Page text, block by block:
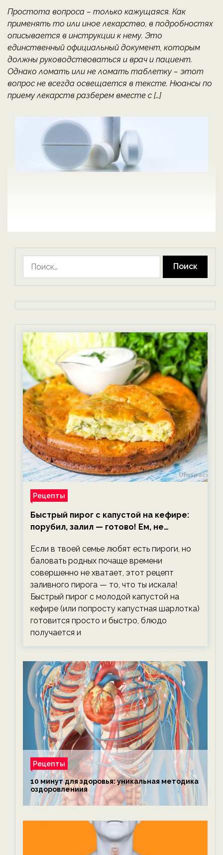
Простота вопроса – только кажущаяся. Как
применять то или иное лекарство, в подробностях
описывается в инструкции к нему. Это
единственный официальный документ, которым
должны руководствоваться и врач и пациент.
Однако ломать или не ломать таблетку – этот
вопрос не всегда освещается в тексте. Нюансы по
приему лекарств разберем вместе с […]
Рецепты
Быстрый пирог с капустой на кефире:
порубил, залил — готово! Ем, не
Если в твоей семье любят есть пироги, но
баловать родных почаще времени
совершенно не хватает, этот рецепт
заливного пирога — то, что ты искала!
Быстрый пирог с молодой капустой на
кефире (или попросту капустная шарлотка)
готовится просто и быстро, блюдо
получается и
Рецепты
10 минут для здоровья: уникальная методика
оздоровлениия